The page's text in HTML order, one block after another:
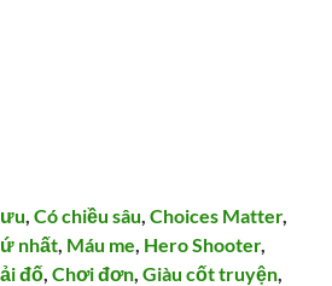
,Có chiều sâu,Choices Matter,
nhất, Máu me, Hero Shooter,
đố,Chơi đơn,Giàu cốt truyện,